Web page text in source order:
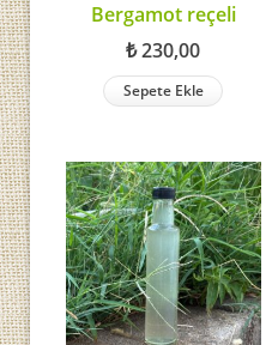
Bergamot reçeli
₺230,00
Sepete Ekle